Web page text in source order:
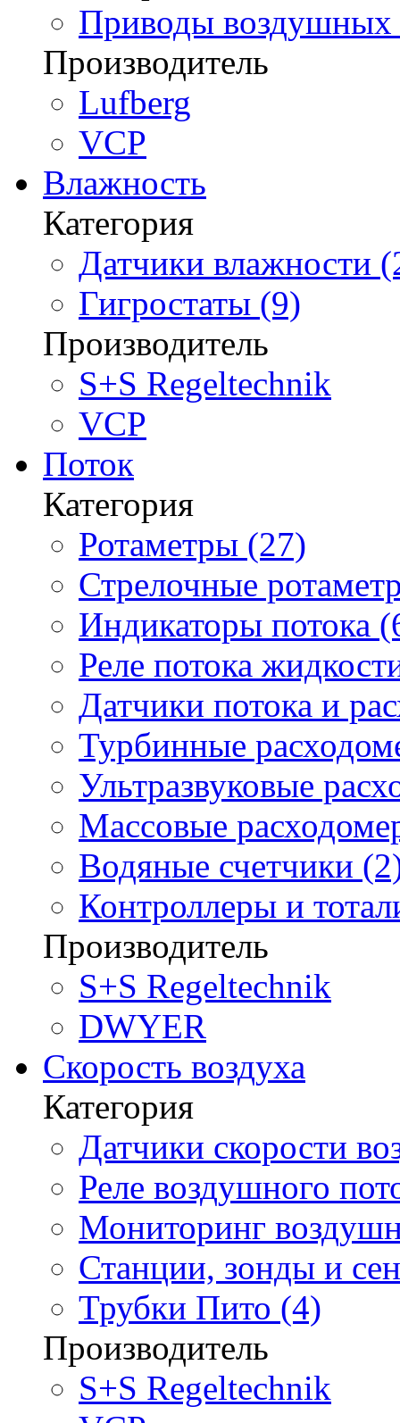
Приводы воздушных
Производитель
Lufberg
VCP
Влажность
Категория
Датчики влажности
Гигростаты (9)
Производитель
S+S Regeltechnik
VCP
Поток
Категория
Ротаметры (27)
Стрелочные
Индикаторы потока
Реле потока
Датчики потока и
Турбинные
Ультразвуковые
Массовые
Водяные счетчики
Контроллеры и
Производитель
S+S Regeltechnik
DWYER
Скорость воздуха
Категория
Датчики скорости
Реле воздушного
Мониторинг
Станции, зонды и
Трубки Пито (4)
Производитель
S+S Regeltechnik